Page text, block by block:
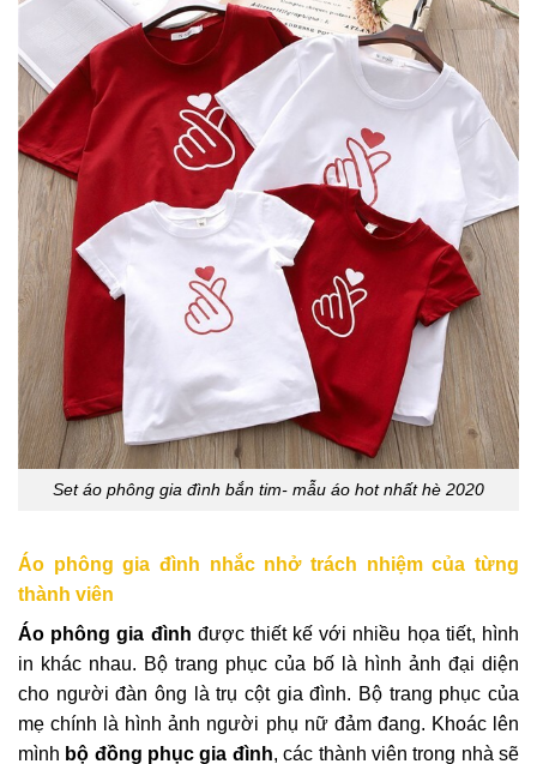
Set áo phông gia đình bắn tim- mẫu áo hot nhất hè 2020
Áo phông gia đình nhắc nhở trách nhiệm của từng
thành viên
Áo phông gia đình được thiết kế với nhiều họa tiết, hình
in khác nhau. Bộ trang phục của bố là hình ảnh đại diện
cho người đàn ông là trụ cột gia đình. Bộ trang phục của
mẹ chính là hình ảnh người phụ nữ đảm đang. Khoác lên
mình bộ đồng phục gia đình, các thành viên trong nhà sẽ